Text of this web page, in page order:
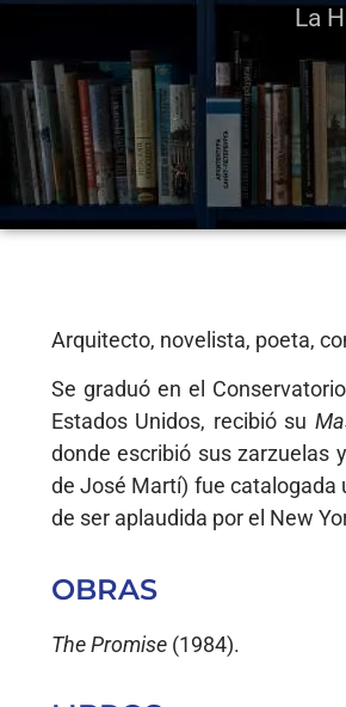
La
Arquitecto, novelista, poeta,
Se graduó en el
Estados Unidos, recibió su
donde escribió sus zarzuelas
de José Martí) fue catalogada
de ser aplaudida por el New
OBRAS
The Promise(1984).